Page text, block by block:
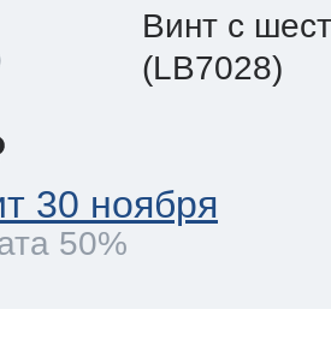
Винт с
(LB7028)
30 ноября
50%